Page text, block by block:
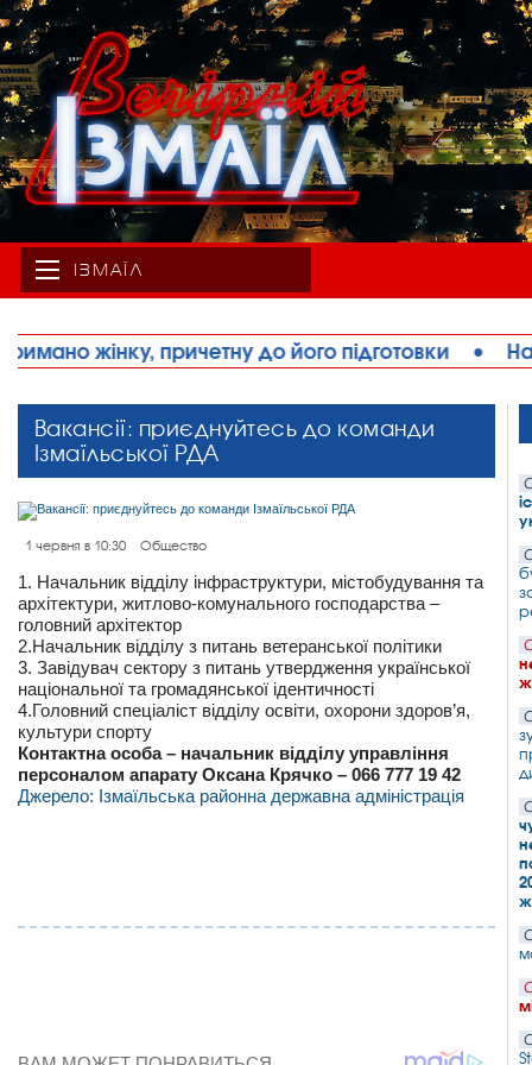
ІЗМАЇЛ
підготовки • Наркозалежний житель Ізмаїла
Вакансії: приєднуйтесь до команди
Ізмаїльської РДА
1 червня в 10:30 Общество
1. Начальник відділу інфраструктури, містобудування та
архітектури, житлово-комунального господарства –
головний архітектор
2.Начальник відділу з питань ветеранської політики
3. Завідувач сектору з питань утвердження української
національної та громадянської ідентичності
4.Головний спеціаліст відділу освіти, охорони здоров’я,
культури спорту
Контактна особа – начальник відділу управління
персоналом апарату Оксана Крячко – 066 777 19 42
Джерело: Ізмаїльська районна державна адміністрація